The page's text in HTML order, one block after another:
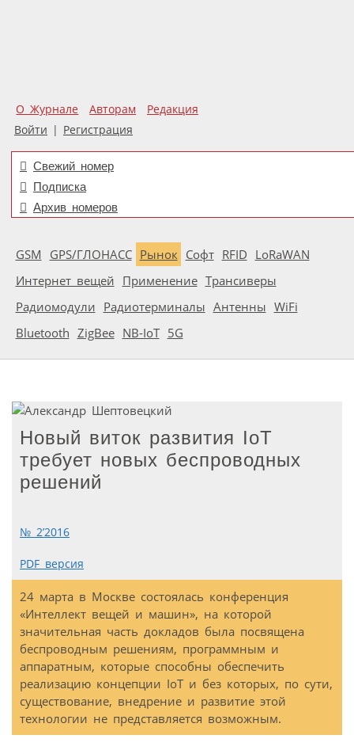
О Журнале Авторам
Редакция
Войти | Регистрация
Свежий номер
Подписка
Архив номеров
GSM GPS/ГЛОНАСС Рынок Софт RFID LoRaWAN
Интернет вещей Применение Трансиверы
Радиомодули Радиотерминалы Антенны WiFi
Bluetooth ZigBee NB-IoT 5G
Новый виток развития IoT
требует новых беспроводных
решений
№ 2’2016
PDF версия
24 марта в Москве состоялась конференция
«Интеллект вещей и машин», на которой
значительная часть докладов была посвящена
беспроводным решениям, программным и
аппаратным, которые способны обеспечить
реализацию концепции IoT и без которых, по сути,
существование, внедрение и развитие этой
технологии не представляется возможным.